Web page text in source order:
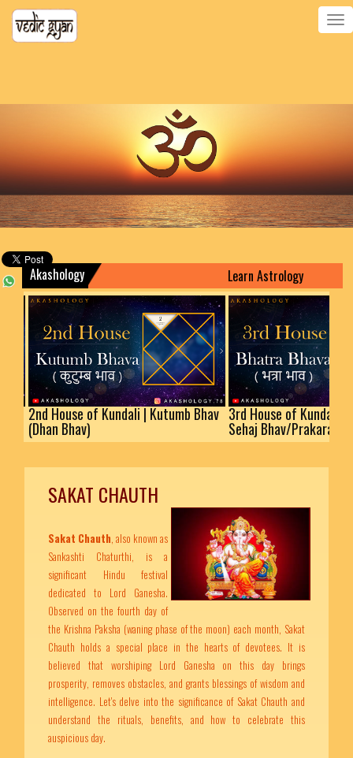
Toggle
Akashology Learn Astrology
House of Kundali | Kutumb Bhav
Bhav)
3rd House of Kundali | Bhatra
Sehaj Bhav/Prakaram
SAKAT CHAUTH
Sakat Chauth, also known as
Sankashti Chaturthi, is a
significant Hindu festival
dedicated to Lord Ganesha.
Observed on the fourth day of
the Krishna Paksha (waning phase of the moon) each month, Sakat
Chauth holds a special place in the hearts of devotees. It is
believed that worshiping Lord Ganesha on this day brings
prosperity, removes obstacles, and grants blessings of wisdom and
intelligence. Let's delve into the significance of Sakat Chauth and
understand the rituals, benefits, and how to celebrate this
auspicious day.